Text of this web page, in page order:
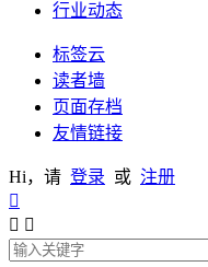
行业动态
标签云
读者墙
页面存档
友情链接
Hi，请 登录 或 注册

 